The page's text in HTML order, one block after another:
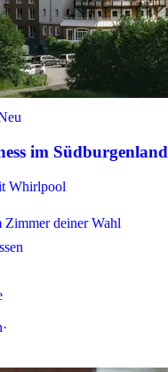
im Südburgenland
Whirlpool
Zimmer deiner Wahl
·